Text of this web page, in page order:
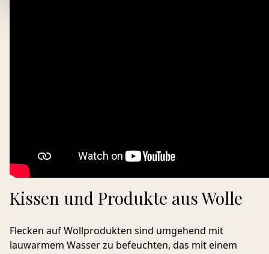
Kissen und Produkte aus Wolle
Flecken auf Wollprodukten sind umgehend mit
lauwarmem Wasser zu befeuchten, das mit einem